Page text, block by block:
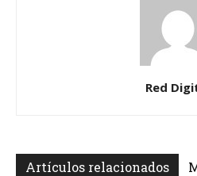
Red
Artículos relacionados